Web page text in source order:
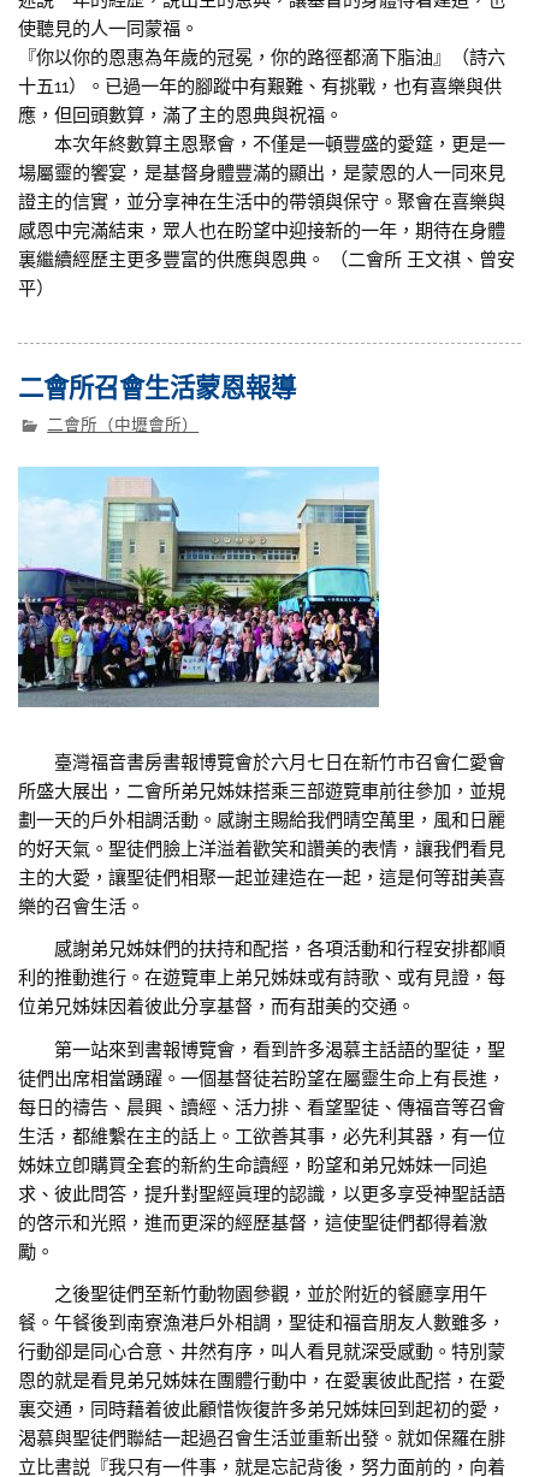
使聽見的人一同蒙福。
『你以你的恩惠為年歲的冠冕，你的路徑都滴下脂油』（詩六
十五11）。已過一年的腳蹤中有艱難、有挑戰，也有喜樂與供
應，但回頭數算，滿了主的恩典與祝福。
本次年終數算主恩聚會，不僅是一頓豐盛的愛筵，更是一
場屬靈的饗宴，是基督身體豐滿的顯出，是蒙恩的人一同來見
證主的信實，並分享神在生活中的帶領與保守。聚會在喜樂與
感恩中完滿結束，眾人也在盼望中迎接新的一年，期待在身體
裏繼續經歷主更多豐富的供應與恩典。 （二會所 王文祺、曾安
平）
二會所召會生活蒙恩報導
二會所（中壢會所）
臺灣福音書房書報博覽會於六月七日在新竹市召會仁愛會
所盛大展出，二會所弟兄姊妹搭乘三部遊覽車前往參加，並規
劃一天的戶外相調活動。感謝主賜給我們晴空萬里，風和日麗
的好天氣。聖徒們臉上洋溢着歡笑和讚美的表情，讓我們看見
主的大愛，讓聖徒們相聚一起並建造在一起，這是何等甜美喜
樂的召會生活。
感謝弟兄姊妹們的扶持和配搭，各項活動和行程安排都順
利的推動進行。在遊覽車上弟兄姊妹或有詩歌、或有見證，每
位弟兄姊妹因着彼此分享基督，而有甜美的交通。
第一站來到書報博覽會，看到許多渴慕主話語的聖徒，聖
徒們出席相當踴躍。一個基督徒若盼望在屬靈生命上有長進，
每日的禱告、晨興、讀經、活力排、看望聖徒、傳福音等召會
生活，都維繫在主的話上。工欲善其事，必先利其器，有一位
姊妹立卽購買全套的新約生命讀經，盼望和弟兄姊妹一同追
求、彼此問答，提升對聖經眞理的認識，以更多享受神聖話語
的啓示和光照，進而更深的經歷基督，這使聖徒們都得着激
勵。
之後聖徒們至新竹動物園參觀，並於附近的餐廳享用午
餐。午餐後到南寮漁港戶外相調，聖徒和福音朋友人數雖多，
行動卻是同心合意、井然有序，叫人看見就深受感動。特別蒙
恩的就是看見弟兄姊妹在團體行動中，在愛裏彼此配搭，在愛
裏交通，同時藉着彼此顧惜恢復許多弟兄姊妹回到起初的愛，
渴慕與聖徒們聯結一起過召會生活並重新出發。就如保羅在腓
立比書説『我只有一件事，就是忘記背後，努力面前的，向着